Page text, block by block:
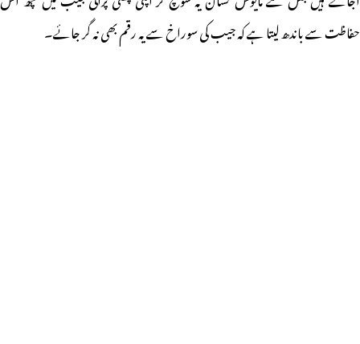
حفاظت سے باندھ لیتا ہے کہ جیب کی سوراخ سے یہ رقم بھی نہ گر جائے۔